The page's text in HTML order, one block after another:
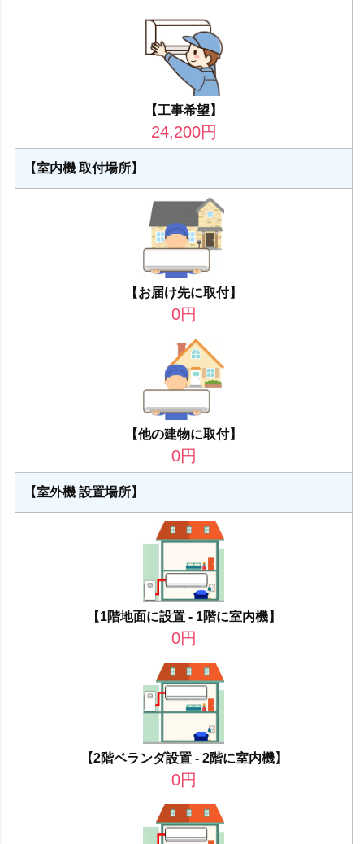
【工事希望】
24,200円
【室内機 取付場所】
【お届け先に取付】
0円
【他の建物に取付】
0円
【室外機 設置場所】
【1階地面に設置 - 1階に室内機】
0円
【2階ベランダ設置 - 2階に室内機】
0円